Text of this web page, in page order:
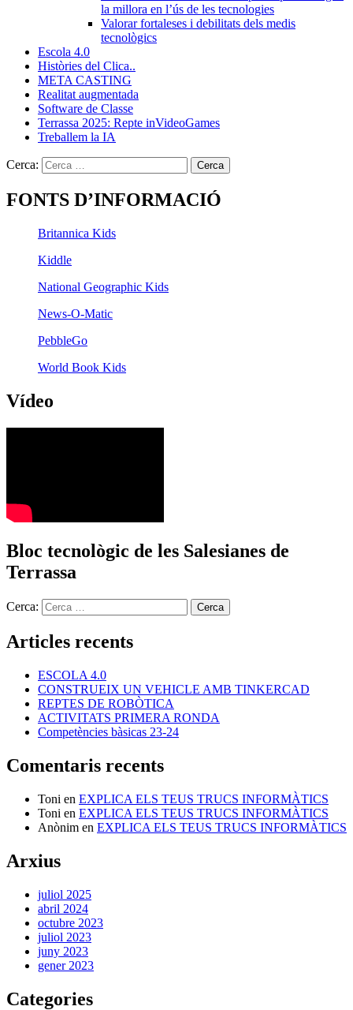
la millora en l’ús de les tecnologies
Valorar fortaleses i debilitats dels medis
tecnològics
Escola 4.0
Històries del Clica..
META CASTING
Realitat augmentada
Software de Classe
Terrassa 2025: Repte inVideoGames
Treballem la IA
Cerca:
FONTS D’INFORMACIÓ
Britannica Kids
Kiddle
National Geographic Kids
News-O-Matic
PebbleGo
World Book Kids
Vídeo
Bloc tecnològic de les Salesianes de
Terrassa
Cerca:
Articles recents
ESCOLA 4.0
CONSTRUEIX UN VEHICLE AMB TINKERCAD
REPTES DE ROBÒTICA
ACTIVITATS PRIMERA RONDA
Competències bàsicas 23-24
Comentaris recents
Toni en EXPLICA ELS TEUS TRUCS INFORMÀTICS
Toni en EXPLICA ELS TEUS TRUCS INFORMÀTICS
Anònim en EXPLICA ELS TEUS TRUCS INFORMÀTICS
Arxius
juliol 2025
abril 2024
octubre 2023
juliol 2023
juny 2023
gener 2023
Categories